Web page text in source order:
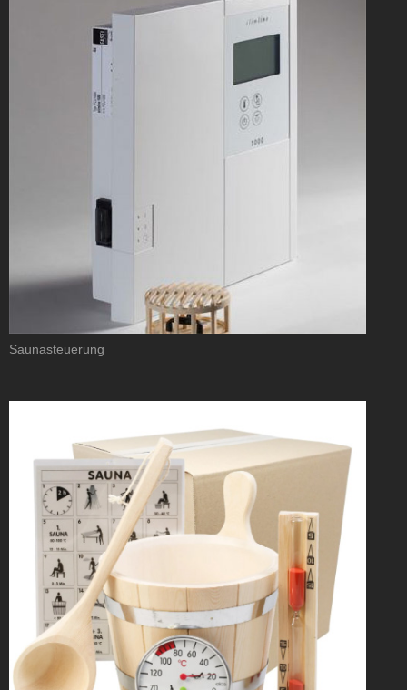
Saunasteuerung